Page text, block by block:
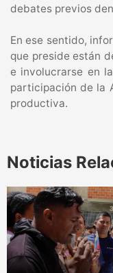
debates previos
En ese sentido,
que preside están
e involucrarse en
participación de la
productiva.
Noticias